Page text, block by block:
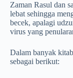
Zaman Rasul dan
lebat sehingga
becek, apalagi
virus yang
Dalam banyak
sebagai berikut: